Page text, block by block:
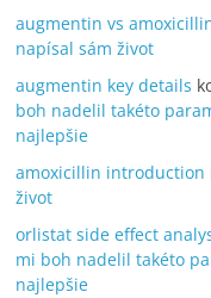
augmentin vs
napísal sám život
augmentin key details
boh nadelil takéto
najlepšie
amoxicillin introduction
život
orlistat side effect
mi boh nadelil takéto
najlepšie